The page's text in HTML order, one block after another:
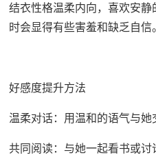
结衣性格温柔内向，喜欢安
时会显得有些害羞和缺乏自信。
好感度提升方法
温柔对话：用温和的语气与
共同阅读：与她一起看书或讨